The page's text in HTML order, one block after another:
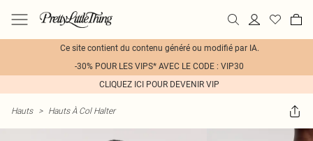
Ce site contient du contenu généré ou modifié par IA.
-30% POUR LES VIPS* AVEC LE CODE : VIP30
CLIQUEZ ICI POUR DEVENIR VIP
Hauts > Hauts À Col Halter